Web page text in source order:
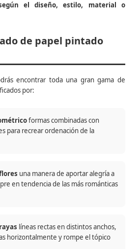
el diseño, estilo, material o
de papel pintado
encontrar toda una gran gama de
por:
formas combinadas con
para recrear ordenación de la
una manera de aportar alegría a
en tendencia de las más románticas
líneas rectas en distintos anchos,
horizontalmente y rompe el tópico